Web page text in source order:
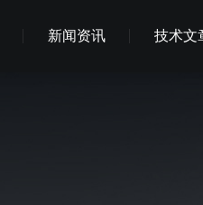
新闻资讯 技术文